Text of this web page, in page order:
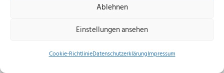
Ablehnen
Einstellungen ansehen
Cookie-RichtlinieDatenschutzerklärungImpressum